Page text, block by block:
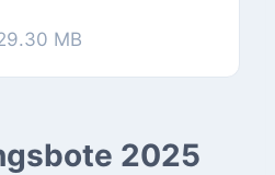
MB
2025